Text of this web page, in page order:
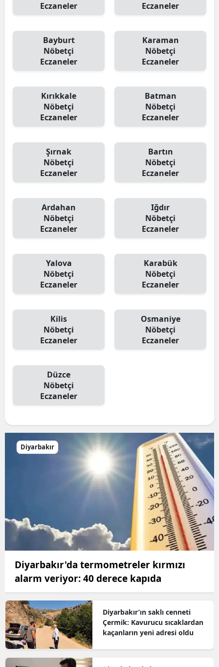
Eczaneler
Eczaneler
Bayburt
Nöbetçi
Eczaneler
Karaman
Nöbetçi
Eczaneler
Kırıkkale
Nöbetçi
Eczaneler
Batman
Nöbetçi
Eczaneler
Şırnak
Nöbetçi
Eczaneler
Bartın
Nöbetçi
Eczaneler
Ardahan
Nöbetçi
Eczaneler
Iğdır
Nöbetçi
Eczaneler
Yalova
Nöbetçi
Eczaneler
Karabük
Nöbetçi
Eczaneler
Kilis
Nöbetçi
Eczaneler
Osmaniye
Nöbetçi
Eczaneler
Düzce
Nöbetçi
Eczaneler
Diyarbakır
Diyarbakır'da termometreler kırmızı
alarm veriyor: 40 derece kapıda
Diyarbakır’ın saklı cenneti
Çermik: Kavurucu sıcaklardan
kaçanların yeni adresi oldu